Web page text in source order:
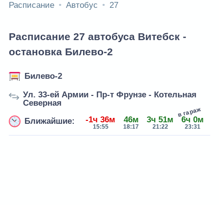
Расписание Автобус 27
Расписание 27 автобуса Витебск -
остановка Билево-2
Билево-2
Ул. 33-ей Армии - Пр-т Фрунзе - Котельная
Северная
Ближайшие:
-1ч 36м
15:55
46м
18:17
3ч 51м
21:22
6ч 0м
23:31
в гараж